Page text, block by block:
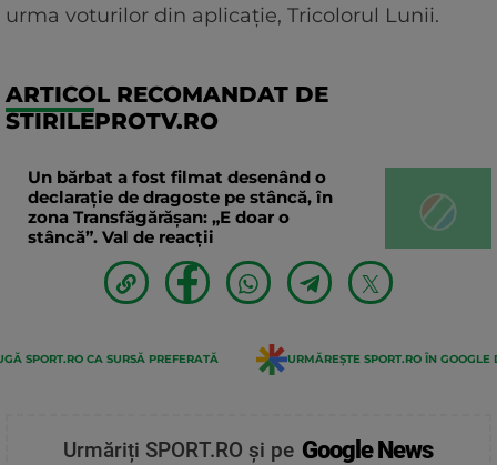
urma voturilor din aplicaţie, Tricolorul Lunii.
ARTICOL RECOMANDAT DE
STIRILEPROTV.RO
Un bărbat a fost filmat desenând o
declaraţie de dragoste pe stâncă, în
zona Transfăgărăşan: „E doar o
stâncă”. Val de reacții
SPORT.RO CA SURSĂ PREFERATĂ URMĂREȘTE SPORT.RO ÎN GOOGLE
Urmăriți SPORT.RO și pe Google News